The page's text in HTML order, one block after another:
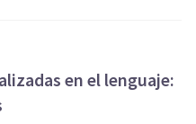
en el lenguaje: